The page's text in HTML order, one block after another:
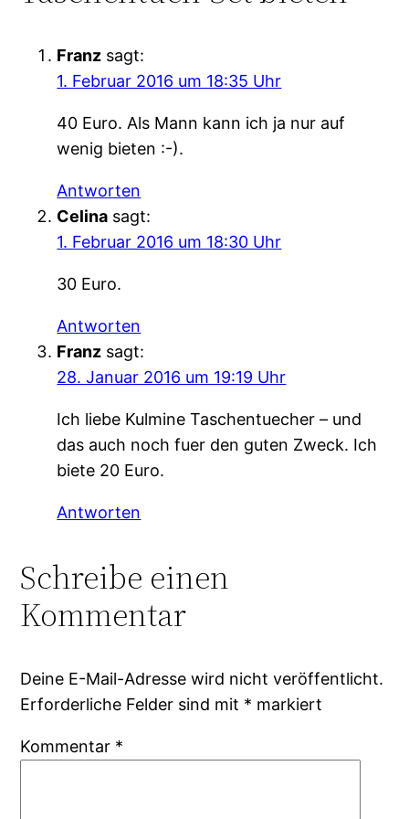
Franz sagt:
1. Februar 2016 um 18:35 Uhr
40 Euro. Als Mann kann ich ja nur auf
wenig bieten :-).
Antworten
Celina sagt:
1. Februar 2016 um 18:30 Uhr
30 Euro.
Antworten
Franz sagt:
28. Januar 2016 um 19:19 Uhr
Ich liebe Kulmine Taschentuecher – und
das auch noch fuer den guten Zweck. Ich
biete 20 Euro.
Antworten
Schreibe einen
Kommentar
Deine E-Mail-Adresse wird nicht veröffentlicht.
Erforderliche Felder sind mit * markiert
Kommentar *